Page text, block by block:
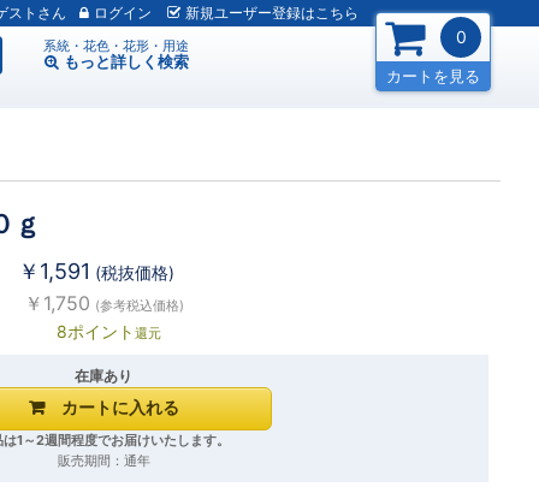
スト ログイン 新規ユーザー登録はこちら
系統・花色・花形・用途
もっと詳しく 検索
0
カートを見る
ｇ
￥1,591 (税抜価格)
￥1,750 (参考税込価格)
8ポイント 還元
在庫あり
1～2週間程度でお届けいたします。
販売期間：通年